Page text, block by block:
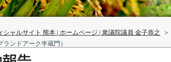
シャルサイト 熊本 | ホームページ | 衆議院議員 金子恭之 ＞
ンドアーク半蔵門）